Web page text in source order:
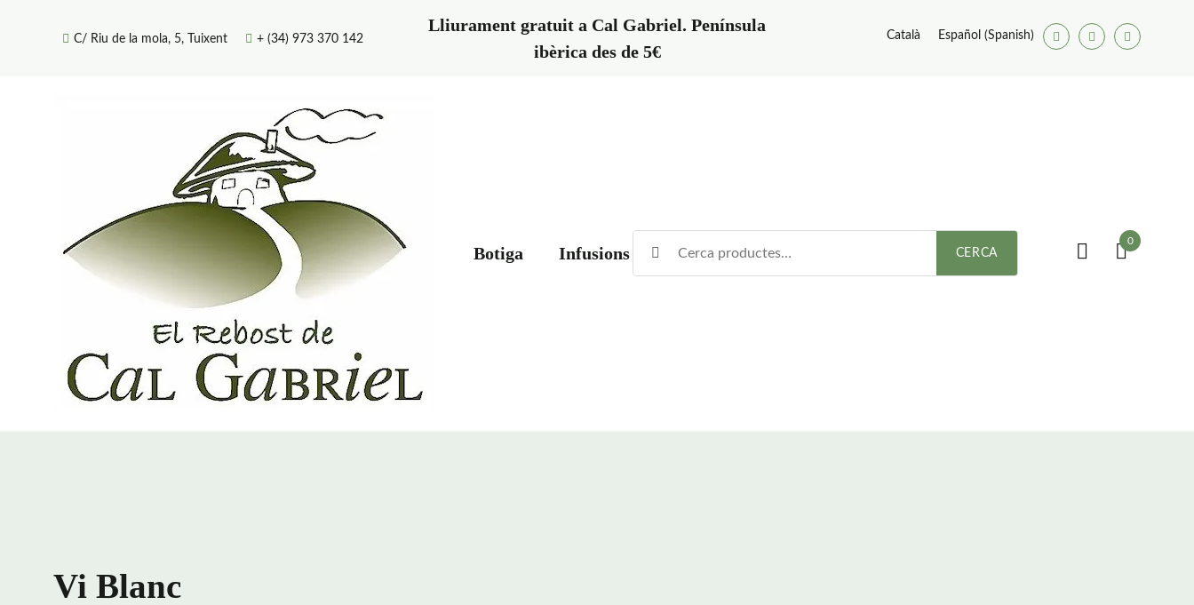
C/ Riu de la mola, 5, Tuixent + (34) 973 370 142
Lliurament gratuit a Cal Gabriel. Península
ibèrica des de 5€
Català Español (Spanish) FacebookTwitter Youtube
El Rebost de Cal Gabriel
La botiga amb els productes de Cal Gabriel
Botiga Infusions Vins Cerveses CERCA
0
Vi Blanc